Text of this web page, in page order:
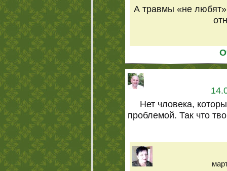
А травмы «не любят»
Нет чловека,
проблемой. Так что